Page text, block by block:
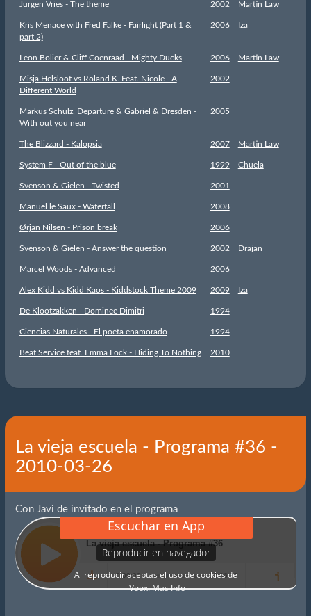
Jurgen Vries - The theme 2002 Martin Law
Kris Menace with Fred Falke - Fairlight (Part 1 &
part 2)
2006 Iza
Leon Bolier & Cliff Coenraad - Mighty Ducks 2006 Martin Law
Misja Helsloot vs Roland K. Feat. Nicole - A
Different World
2002
Markus Schulz, Departure & Gabriel & Dresden -
With out you near
2005
The Blizzard - Kalopsia 2007 Martin Law
System F - Out of the blue 1999 Chuela
Svenson & Gielen - Twisted 2001
Manuel le Saux - Waterfall 2008
Ørjan Nilsen - Prison break 2006
Svenson & Gielen - Answer the question 2002 Drajan
Marcel Woods - Advanced 2006
Alex Kidd vs Kidd Kaos - Kiddstock Theme 2009 2009 Iza
De Klootzakken - Dominee Dimitri 1994
Ciencias Naturales - El poeta enamorado 1994
Beat Service feat. Emma Lock - Hiding To Nothing 2010
La vieja escuela - Programa #36 -
2010-03-26
Con Javi de invitado en el programa